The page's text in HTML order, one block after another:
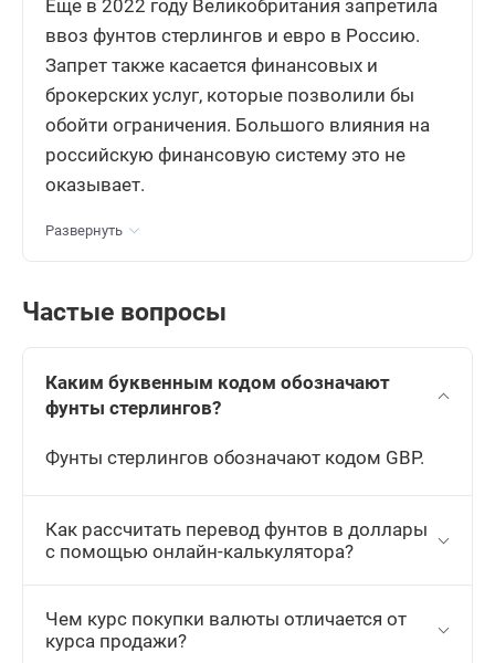
Новый туркменский манат
23.4761 +0.2168 Рассчитать
18.3580 +0.1715 Рассчитать
Узбекский сум 10000 UZS
68.7500
32.2700 +0.259 Рассчитать
фонд
1 XDR
Еще в 2022 году Великобритания запретила
ввоз фунтов стерлингов и евро в Россию.
Запрет также касается финансовых и
брокерских услуг, которые позволили бы
обойти ограничения. Большого влияния на
российскую финансовую систему это не
оказывает.
Развернуть
Частые вопросы
Каким буквенным кодом обозначают
фунты стерлингов?
Фунты стерлингов обозначают кодом GBP.
Как рассчитать перевод фунтов в доллары
с помощью онлайн-калькулятора?
Чем курс покупки валюты отличается от
курса продажи?